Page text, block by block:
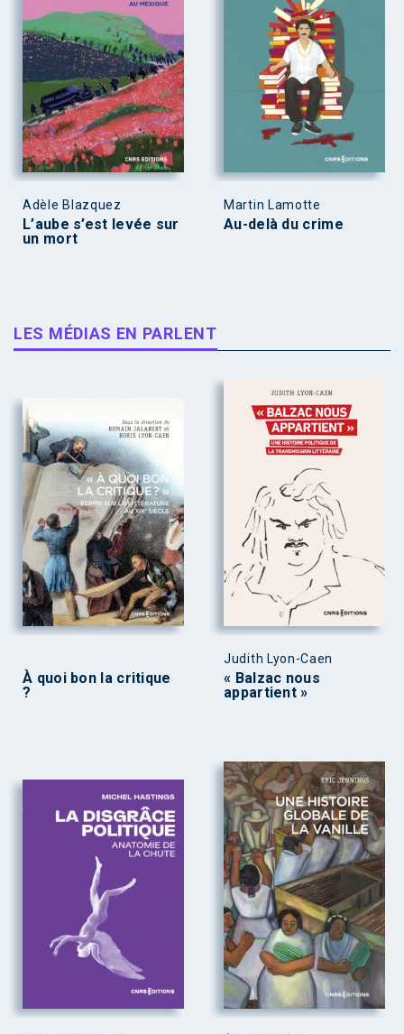
Adèle Blazquez
L’aube s’est levée sur
un mort
Martin Lamotte
Au-delà du crime
LES MÉDIAS EN PARLENT
À quoi bon la critique
?
Judith Lyon-Caen
« Balzac nous
appartient »